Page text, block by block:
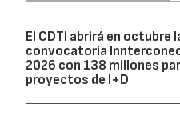
El CDTI abrirá en octubre
convocatoria
2026 con 138 millones
proyectos de I+D